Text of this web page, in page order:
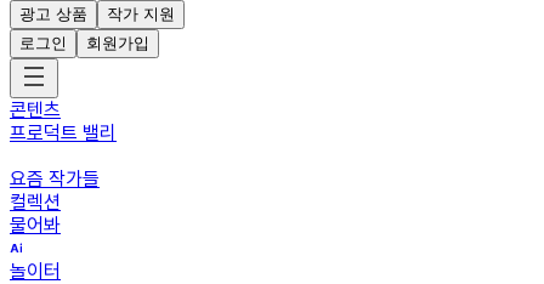
광고 상품
작가 지원
로그인
회원가입
콘텐츠
프로덕트 밸리
요즘 작가들
컬렉션
물어봐
놀이터